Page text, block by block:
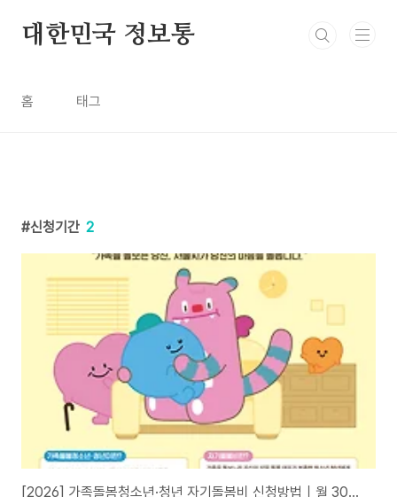
대한민국 정보통
홈 태그
신청기간 2
[2026] 가족돌봄청소년·청년 자기돌봄비 신청방법｜월 30만원(고부담 40만원) 최대 8개월